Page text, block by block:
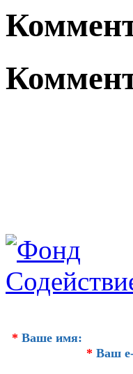
* Ваше имя:
* Ваш